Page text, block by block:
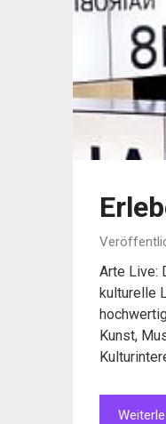
Arte Live:
kulturelle
Kunst,